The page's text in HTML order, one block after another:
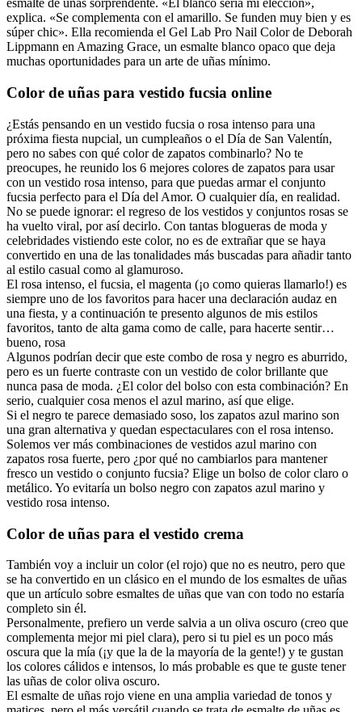
esmalte de uñas sorprendente. «El blanco sería mi elección»,
explica. «Se complementa con el amarillo. Se funden muy bien y es
súper chic». Ella recomienda el Gel Lab Pro Nail Color de Deborah
Lippmann en Amazing Grace, un esmalte blanco opaco que deja
muchas oportunidades para un arte de uñas mínimo.
Color de uñas para vestido fucsia online
¿Estás pensando en un vestido fucsia o rosa intenso para una
próxima fiesta nupcial, un cumpleaños o el Día de San Valentín,
pero no sabes con qué color de zapatos combinarlo? No te
preocupes, he reunido los 6 mejores colores de zapatos para usar
con un vestido rosa intenso, para que puedas armar el conjunto
fucsia perfecto para el Día del Amor. O cualquier día, en realidad.
No se puede ignorar: el regreso de los vestidos y conjuntos rosas se
ha vuelto viral, por así decirlo. Con tantas blogueras de moda y
celebridades vistiendo este color, no es de extrañar que se haya
convertido en una de las tonalidades más buscadas para añadir tanto
al estilo casual como al glamuroso.
El rosa intenso, el fucsia, el magenta (¡o como quieras llamarlo!) es
siempre uno de los favoritos para hacer una declaración audaz en
una fiesta, y a continuación te presento algunos de mis estilos
favoritos, tanto de alta gama como de calle, para hacerte sentir…
bueno, rosa
Algunos podrían decir que este combo de rosa y negro es aburrido,
pero es un fuerte contraste con un vestido de color brillante que
nunca pasa de moda. ¿El color del bolso con esta combinación? En
serio, cualquier cosa menos el azul marino, así que elige.
Si el negro te parece demasiado soso, los zapatos azul marino son
una gran alternativa y quedan espectaculares con el rosa intenso.
Solemos ver más combinaciones de vestidos azul marino con
zapatos rosa fuerte, pero ¿por qué no cambiarlos para mantener
fresco un vestido o conjunto fucsia? Elige un bolso de color claro o
metálico. Yo evitaría un bolso negro con zapatos azul marino y
vestido rosa intenso.
Color de uñas para el vestido crema
También voy a incluir un color (el rojo) que no es neutro, pero que
se ha convertido en un clásico en el mundo de los esmaltes de uñas
que un artículo sobre esmaltes de uñas que van con todo no estaría
completo sin él.
Personalmente, prefiero un verde salvia a un oliva oscuro (creo que
complementa mejor mi piel clara), pero si tu piel es un poco más
oscura que la mía (¡y que la de la mayoría de la gente!) y te gustan
los colores cálidos e intensos, lo más probable es que te guste tener
las uñas de color oliva oscuro.
El esmalte de uñas rojo viene en una amplia variedad de tonos y